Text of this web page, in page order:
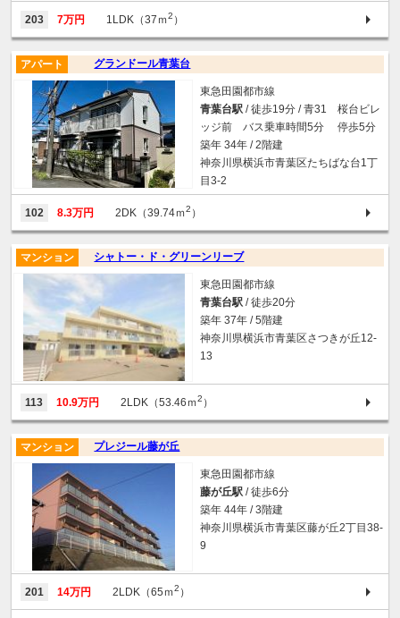
203 7万円 1LDK（37ｍ2 ）
グランドール青葉台
アパート
東急田園都市線
青葉台駅 / 徒歩19分 / 青31 桜台ビレ
ッジ前 バス乗車時間5分 停歩5分
築年 34年 / 2階建
神奈川県横浜市青葉区たちばな台1丁
目3-2
102 8.3万円 2DK（39.74ｍ2 ）
シャトー・ド・グリーンリーブ
マンション
東急田園都市線
青葉台駅 / 徒歩20分
築年 37年 / 5階建
神奈川県横浜市青葉区さつきが丘12-
13
113 10.9万円 2LDK（53.46ｍ2 ）
プレジール藤が丘
マンション
東急田園都市線
藤が丘駅 / 徒歩6分
築年 44年 / 3階建
神奈川県横浜市青葉区藤が丘2丁目38-
9
201 14万円 2LDK（65ｍ2 ）